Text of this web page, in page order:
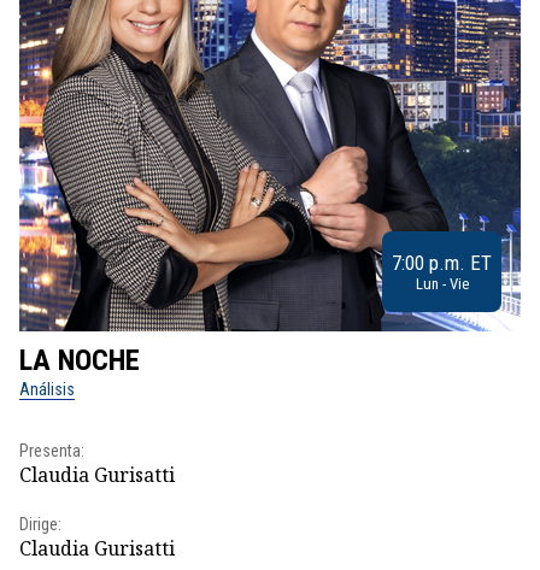
7:00 p.m. ET
Lun - Vie
LA NOCHE
Análisis
Presenta:
Claudia Gurisatti
Dirige:
Claudia Gurisatti